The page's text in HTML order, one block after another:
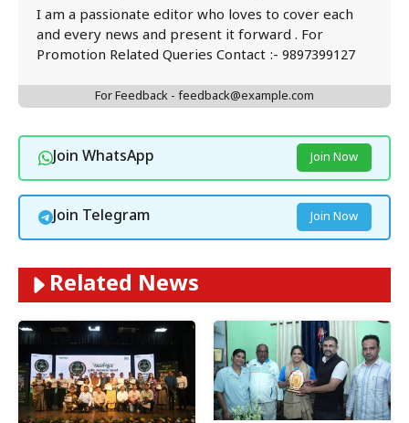
I am a passionate editor who loves to cover each
and every news and present it forward . For
Promotion Related Queries Contact :- 9897399127
For Feedback - feedback@example.com
Join WhatsApp Join Now
Join Telegram Join Now
Related News